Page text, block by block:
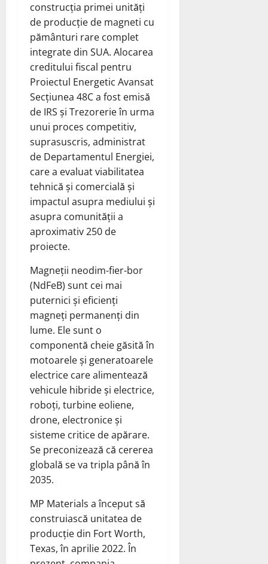
construcția primei unități
de producție de magneti cu
pământuri rare complet
integrate din SUA. Alocarea
creditului fiscal pentru
Proiectul Energetic Avansat
Secțiunea 48C a fost emisă
de IRS și Trezorerie în urma
unui proces competitiv,
suprasuscris, administrat
de Departamentul Energiei,
care a evaluat viabilitatea
tehnică și comercială și
impactul asupra mediului și
asupra comunității a
aproximativ 250 de
proiecte.
Magneții neodim-fier-bor
(NdFeB) sunt cei mai
puternici și eficienți
magneți permanenți din
lume. Ele sunt o
componentă cheie găsită în
motoarele și generatoarele
electrice care alimentează
vehicule hibride și electrice,
roboți, turbine eoliene,
drone, electronice și
sisteme critice de apărare.
Se preconizează că cererea
globală se va tripla până în
2035.
MP Materials a început să
construiască unitatea de
producție din Fort Worth,
Texas, în aprilie 2022. În